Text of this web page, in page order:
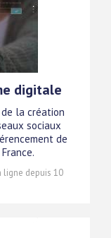
digitale
la création
sociaux
de
ligne depuis 10